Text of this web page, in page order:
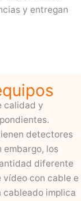
y entregan
calidad y
detectores
embargo, los
diferente
vídeo con cable e
cableado implica